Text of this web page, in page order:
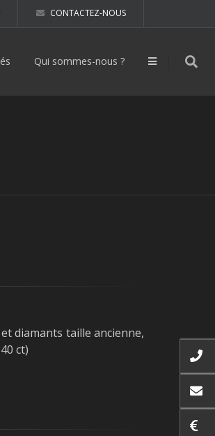
CONTACTEZ-NOUS
Qui sommes-nous ?
diamants taille ancienne,
ct)